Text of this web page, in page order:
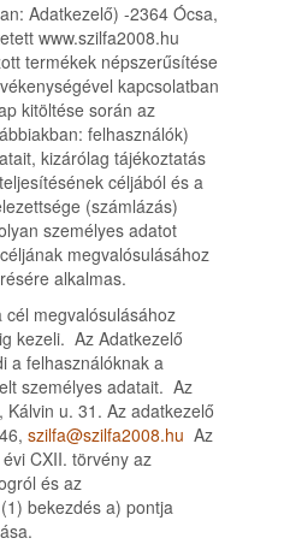
Adatkezelő) -2364 Ócsa,
www.szilfa2008.hu
termékek népszerűsítése
kapcsolatban
kitöltése során az
felhasználók)
kizárólag tájékoztatás
céljából és a
(számlázás)
személyes adatot
megvalósulásához
alkalmas.
megvalósulásához
kezeli. Az Adatkezelő
a felhasználóknak a
személyes adatait. Az
u. 31. Az adatkezelő
szilfa@szilfa2008.hu Az
CXII. törvény az
és az
bekezdés a) pontja